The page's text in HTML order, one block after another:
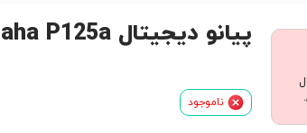
پیانو دیجیتال Yamaha P125a
ناموجود
سال